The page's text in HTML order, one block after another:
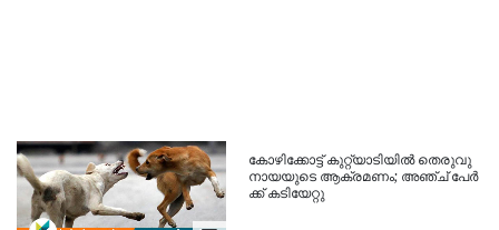
കോ​ഴി​ക്കോ​ട്ട് കുറ്റ്യാടിയിൽ തെ​രു​വു​
നാ​യ​യു​ടെ ആ​ക്ര​മ​ണം; അ​ഞ്ച് പേ​ർ​
ക്ക് ക​ടി​യേ​റ്റു